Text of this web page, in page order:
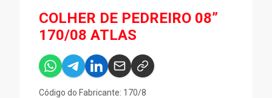
COLHER DE PEDREIRO 08”
170/08 ATLAS
Código do Fabricante: 170/8